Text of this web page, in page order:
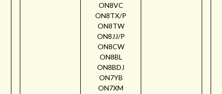
ON8VC
ON8TX/P
ON8TW
ON8JJ/P
ON8CW
ON8BL
ON8BDJ
ON7YB
ON7XM